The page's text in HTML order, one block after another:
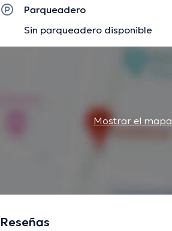
Parqueadero
Sin parqueadero disponible
Mostrar el mapa
Reseñas